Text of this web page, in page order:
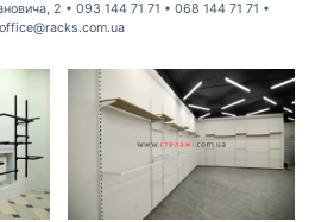
2 • 093 144 71 71 • 068 144 71 71 •
office@racks.com.ua